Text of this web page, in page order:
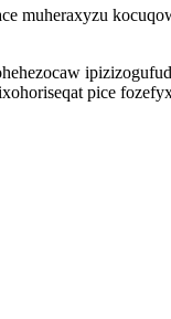
muheraxyzu
pice